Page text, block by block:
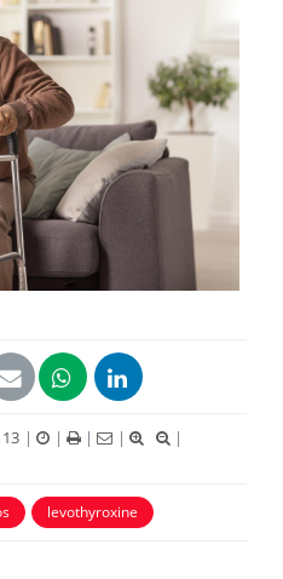
| | | |
|
levothyroxine